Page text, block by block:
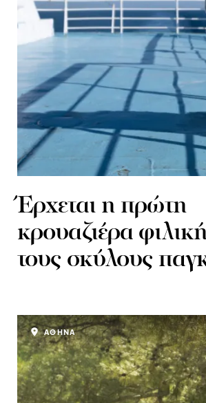
Έρχεται η πρώτη
κρουαζιέρα
τους σκύλους
ΑΘΗΝΑ